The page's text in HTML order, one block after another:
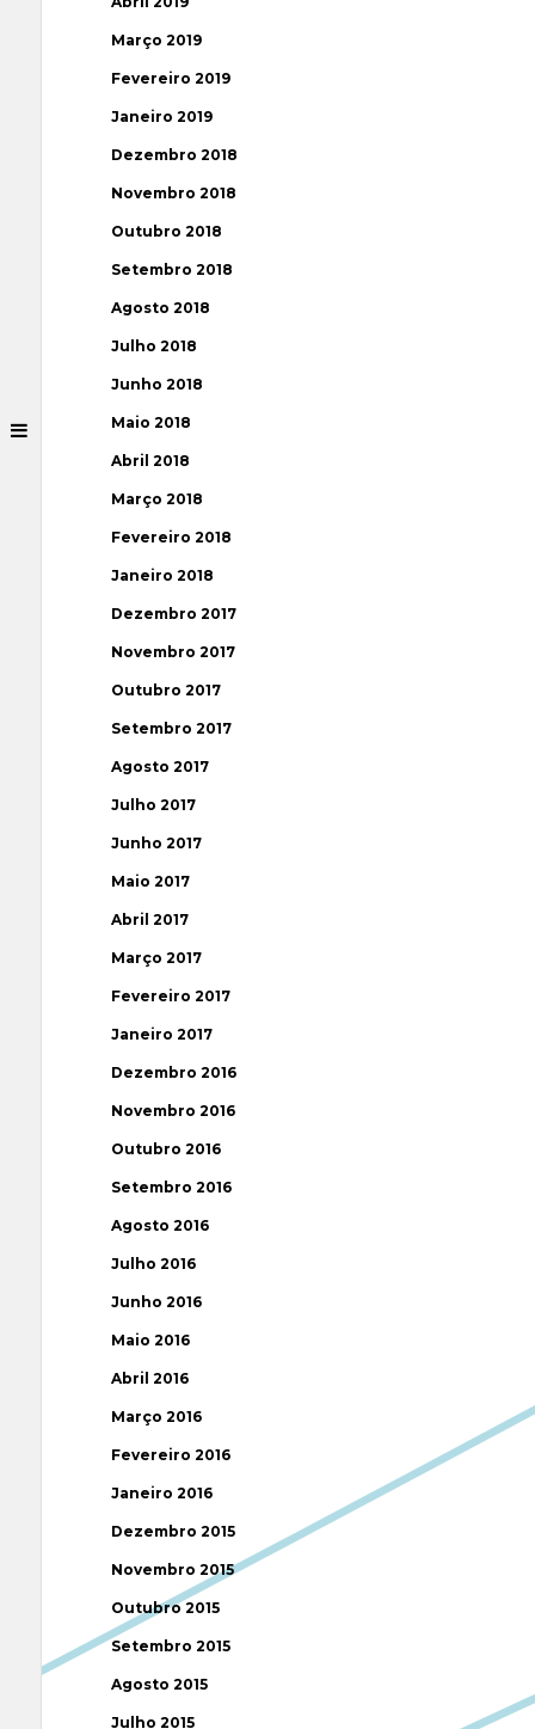
Março 2019
Fevereiro 2019
Janeiro 2019
Dezembro 2018
Novembro 2018
Outubro 2018
Setembro 2018
Agosto 2018
Julho 2018
Junho 2018
Maio 2018
Abril 2018
Março 2018
Fevereiro 2018
Janeiro 2018
Dezembro 2017
Novembro 2017
Outubro 2017
Setembro 2017
Agosto 2017
Julho 2017
Junho 2017
Maio 2017
Abril 2017
Março 2017
Fevereiro 2017
Janeiro 2017
Dezembro 2016
Novembro 2016
Outubro 2016
Setembro 2016
Agosto 2016
Julho 2016
Junho 2016
Maio 2016
Abril 2016
Março 2016
Fevereiro 2016
Janeiro 2016
Dezembro 2015
Novembro 2015
Outubro 2015
Setembro 2015
Agosto 2015
Julho 2015